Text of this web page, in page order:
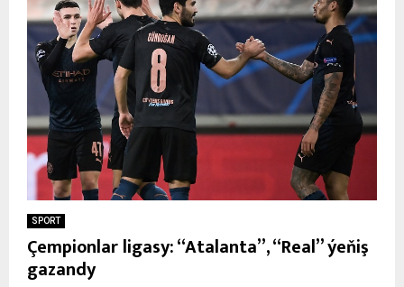
SPORT
Çempionlar ligasy: “Atalanta”, “Real” ýeňiş
gazandy